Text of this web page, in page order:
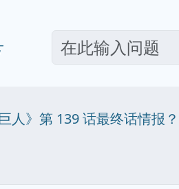
人》第 139 话最终话情报？